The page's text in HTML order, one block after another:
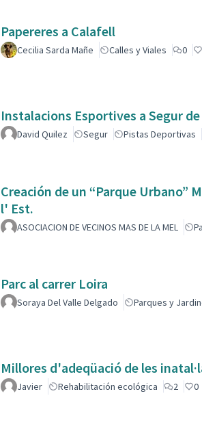
Papereres a Calafell
Cecilia Sarda Mañe Calles y Viales 0
Instalacions Esportives a Segur
David Quilez Segur Pistas Deportivas
Creación de un “Parque Urbano”
l' Est.
ASOCIACION DE VECINOS MAS DE LA MEL
Parc al carrer Loira
Soraya Del Valle Delgado Parques y
Millores d'adeqüació de les
Javier Rehabilitación ecológica 2 0